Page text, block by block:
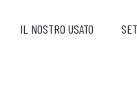
IL NOSTRO USATO